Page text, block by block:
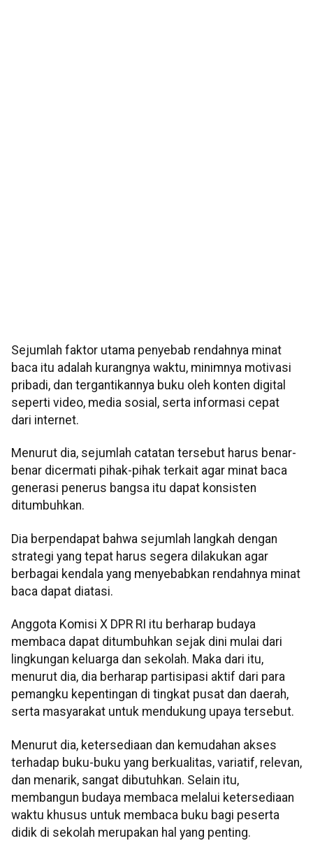
Sejumlah faktor utama penyebab rendahnya minat
baca itu adalah kurangnya waktu, minimnya motivasi
pribadi, dan tergantikannya buku oleh konten digital
seperti video, media sosial, serta informasi cepat
dari internet.
Menurut dia, sejumlah catatan tersebut harus benar-
benar dicermati pihak-pihak terkait agar minat baca
generasi penerus bangsa itu dapat konsisten
ditumbuhkan.
Dia berpendapat bahwa sejumlah langkah dengan
strategi yang tepat harus segera dilakukan agar
berbagai kendala yang menyebabkan rendahnya minat
baca dapat diatasi.
Anggota Komisi X DPR RI itu berharap budaya
membaca dapat ditumbuhkan sejak dini mulai dari
lingkungan keluarga dan sekolah. Maka dari itu,
menurut dia, dia berharap partisipasi aktif dari para
pemangku kepentingan di tingkat pusat dan daerah,
serta masyarakat untuk mendukung upaya tersebut.
Menurut dia, ketersediaan dan kemudahan akses
terhadap buku-buku yang berkualitas, variatif, relevan,
dan menarik, sangat dibutuhkan. Selain itu,
membangun budaya membaca melalui ketersediaan
waktu khusus untuk membaca buku bagi peserta
didik di sekolah merupakan hal yang penting.